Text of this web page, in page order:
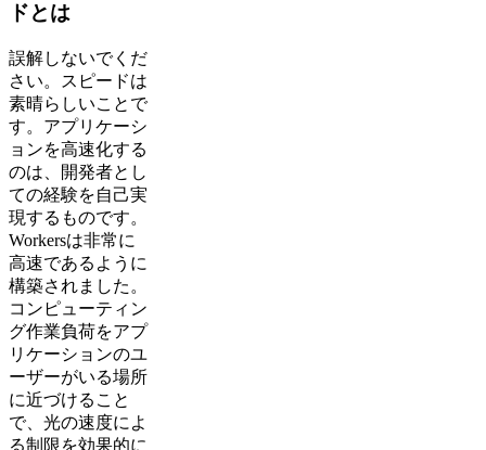
ドとは
誤解しないでくだ
さい。スピードは
素晴らしいことで
す。アプリケーシ
ョンを高速化する
のは、開発者とし
ての経験を自己実
現するものです。
Workersは非常に
高速であるように
構築されました。
コンピューティン
グ作業負荷をアプ
リケーションのユ
ーザーがいる場所
に近づけること
で、光の速度によ
る制限を効果的に